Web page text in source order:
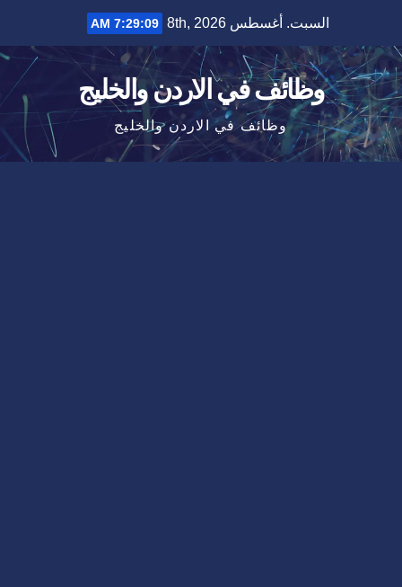
content
السبت. أغسطس 8th, 2026 7:29:09 AM
وظائف في الاردن والخليج
وظائف في الاردن والخليج